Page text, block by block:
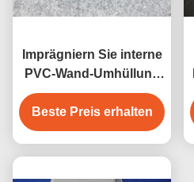
Imprägniern Sie interne
PVC-Wand-Umhüllung
für
Badezimmer/Plastikwände
Beste Preis erhalten